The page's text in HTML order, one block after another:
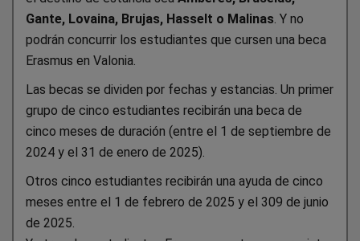
Gante, Lovaina, Brujas, Hasselt o Malinas. Y no
podrán concurrir los estudiantes que cursen una beca
Erasmus en Valonia.
Las becas se dividen por fechas y estancias. Un primer
grupo de cinco estudiantes recibirán una beca de
cinco meses de duración (entre el 1 de septiembre de
2024 y el 31 de enero de 2025).
Otros cinco estudiantes recibirán una ayuda de cinco
meses entre el 1 de febrero de 2025 y el 309 de junio
de 2025.